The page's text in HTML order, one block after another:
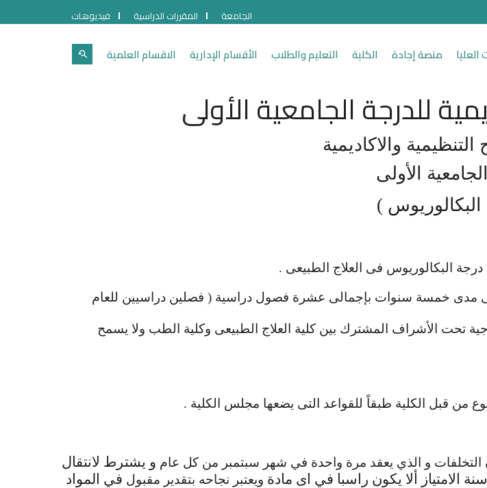
الجامعة المقررات الدراسية فيديوهات
العليا منصة إجادة الكلية التعليم والطلاب الأقسام الإدارية الاقسام العلمية
للدرجة الجامعية الأولى
التنظيمية والاكاديمية
الأولى
)
البكالوريوس فى العلاج الطبيعى .
مدى خمسة سنوات بإجمالى عشرة فصول دراسية ( فصلين دراسيين للعام
تحت الأشراف المشترك بين كلية العلاج الطبيعى وكلية الطب ولا يسمح
من قبل الكلية طبقاً للقواعد التى يضعها مجلس الكلية .
التخلفات و الذي يعقد مرة واحدة في شهر سبتمبر من كل عام و يشترط لانتقال
الامتياز ألا يكون راسبا في اى مادة ويعتبر نجاحه بتقدير مقبول في المواد